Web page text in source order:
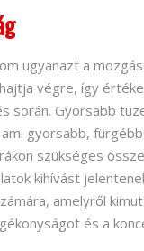
ugyanazt a
végre, így
során. Gyorsabb
gyorsabb,
szükséges
kihívást
amelyről
és a